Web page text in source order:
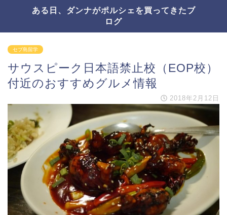
ある日、ダンナがポルシェを買ってきたブ
ログ
セブ島留学
サウスピーク日本語禁止校（EOP校）
付近のおすすめグルメ情報
2018年2月12日